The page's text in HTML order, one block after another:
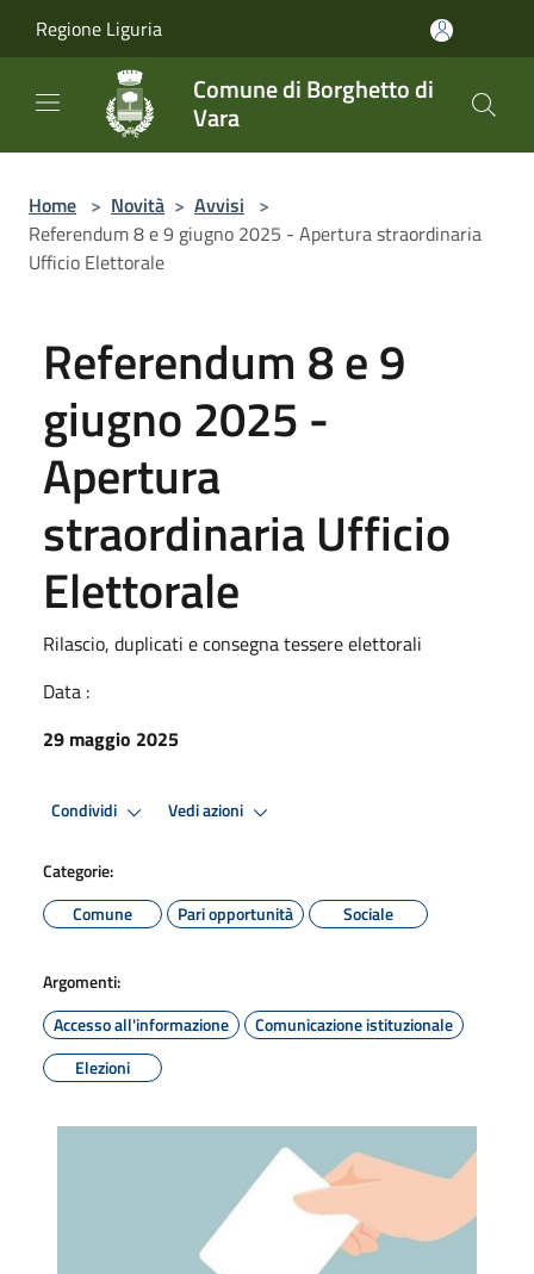
Regione Liguria
Comune di Borghetto di
Vara
Home > Novità > Avvisi >
Referendum 8 e 9 giugno 2025 - Apertura straordinaria
Ufficio Elettorale
Referendum 8 e 9
giugno 2025 -
Apertura
straordinaria Ufficio
Elettorale
Rilascio, duplicati e consegna tessere elettorali
Data :
29 maggio 2025
Condividi Vedi azioni
Categorie:
Comune
Pari opportunità Sociale
Argomenti:
Accesso all'informazione
Comunicazione istituzionale
Elezioni